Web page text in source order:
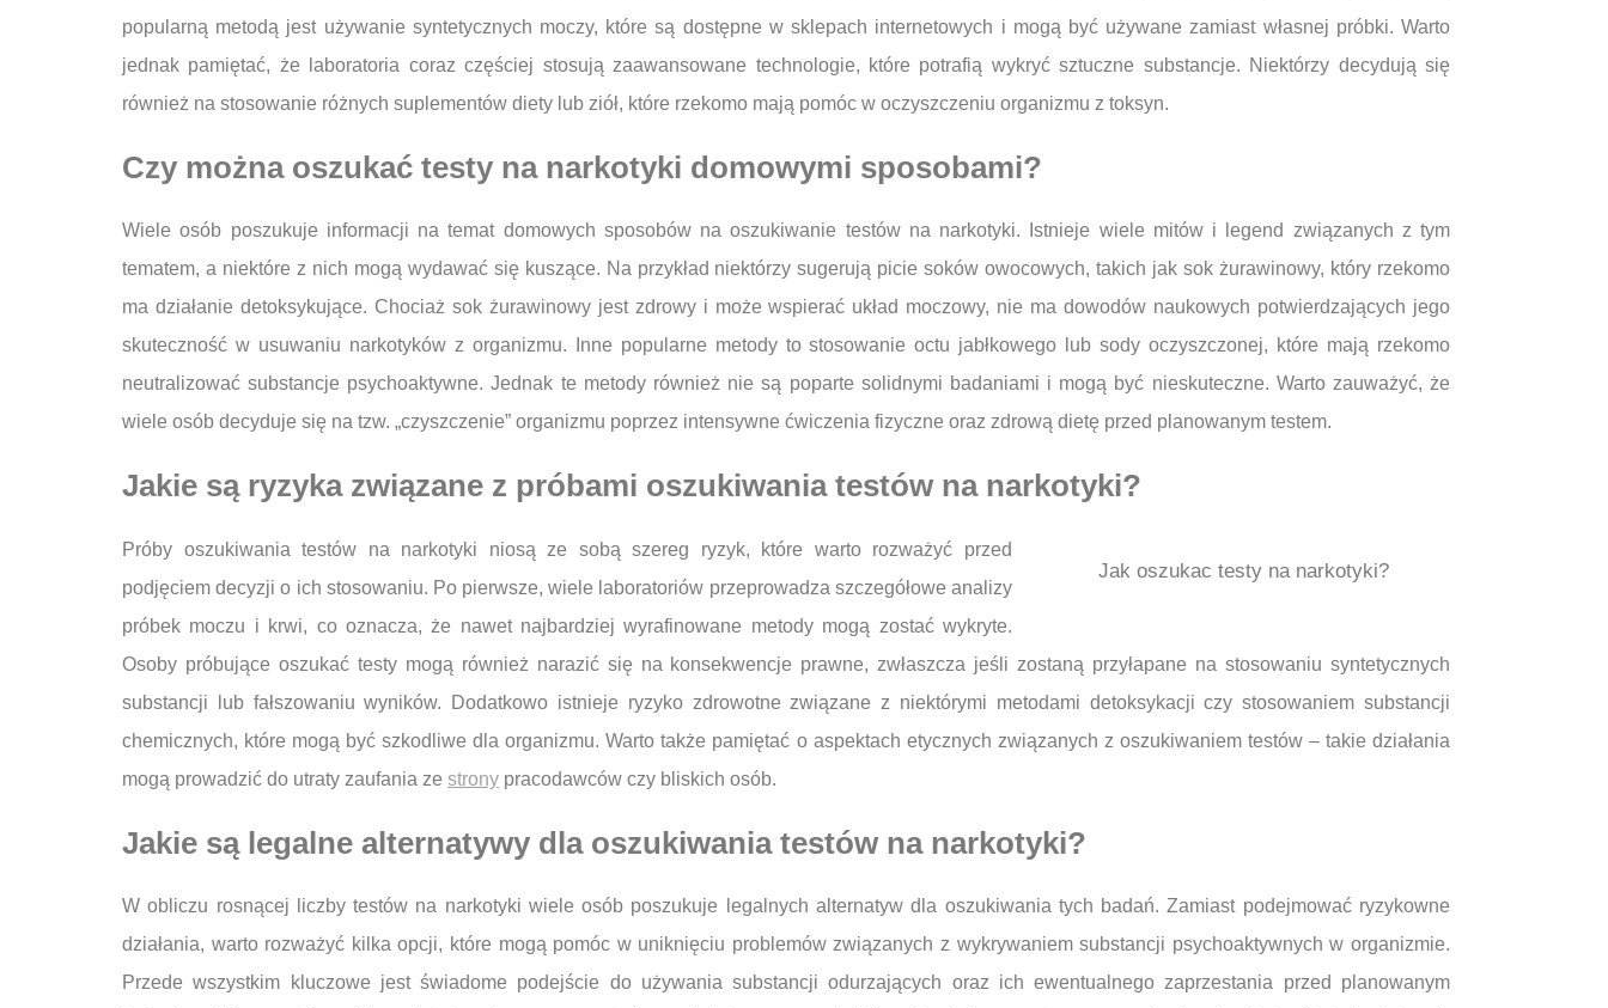
popularną metodą jest używanie syntetycznych moczy, które są dostępne w sklepach internetowych i mogą być używane zamiast własnej próbki. Warto
jednak pamiętać, że laboratoria coraz częściej stosują zaawansowane technologie, które potrafią wykryć sztuczne substancje. Niektórzy decydują się
również na stosowanie różnych suplementów diety lub ziół, które rzekomo mają pomóc w oczyszczeniu organizmu z toksyn.
Czy można oszukać testy na narkotyki domowymi sposobami?
Wiele osób poszukuje informacji na temat domowych sposobów na oszukiwanie testów na narkotyki. Istnieje wiele mitów i legend związanych z tym
tematem, a niektóre z nich mogą wydawać się kuszące. Na przykład niektórzy sugerują picie soków owocowych, takich jak sok żurawinowy, który rzekomo
ma działanie detoksykujące. Chociaż sok żurawinowy jest zdrowy i może wspierać układ moczowy, nie ma dowodów naukowych potwierdzających jego
skuteczność w usuwaniu narkotyków z organizmu. Inne popularne metody to stosowanie octu jabłkowego lub sody oczyszczonej, które mają rzekomo
neutralizować substancje psychoaktywne. Jednak te metody również nie są poparte solidnymi badaniami i mogą być nieskuteczne. Warto zauważyć, że
wiele osób decyduje się na tzw. „czyszczenie” organizmu poprzez intensywne ćwiczenia fizyczne oraz zdrową dietę przed planowanym testem.
Jakie są ryzyka związane z próbami oszukiwania testów na narkotyki?
Jak oszukac testy na narkotyki?
Próby oszukiwania testów na narkotyki niosą ze sobą szereg ryzyk, które warto rozważyć przed
podjęciem decyzji o ich stosowaniu. Po pierwsze, wiele laboratoriów przeprowadza szczegółowe analizy
próbek moczu i krwi, co oznacza, że nawet najbardziej wyrafinowane metody mogą zostać wykryte.
Osoby próbujące oszukać testy mogą również narazić się na konsekwencje prawne, zwłaszcza jeśli zostaną przyłapane na stosowaniu syntetycznych
substancji lub fałszowaniu wyników. Dodatkowo istnieje ryzyko zdrowotne związane z niektórymi metodami detoksykacji czy stosowaniem substancji
chemicznych, które mogą być szkodliwe dla organizmu. Warto także pamiętać o aspektach etycznych związanych z oszukiwaniem testów – takie działania
mogą prowadzić do utraty zaufania ze strony pracodawców czy bliskich osób.
Jakie są legalne alternatywy dla oszukiwania testów na narkotyki?
W obliczu rosnącej liczby testów na narkotyki wiele osób poszukuje legalnych alternatyw dla oszukiwania tych badań. Zamiast podejmować ryzykowne
działania, warto rozważyć kilka opcji, które mogą pomóc w uniknięciu problemów związanych z wykrywaniem substancji psychoaktywnych w organizmie.
Przede wszystkim kluczowe jest świadome podejście do używania substancji odurzających oraz ich ewentualnego zaprzestania przed planowanym